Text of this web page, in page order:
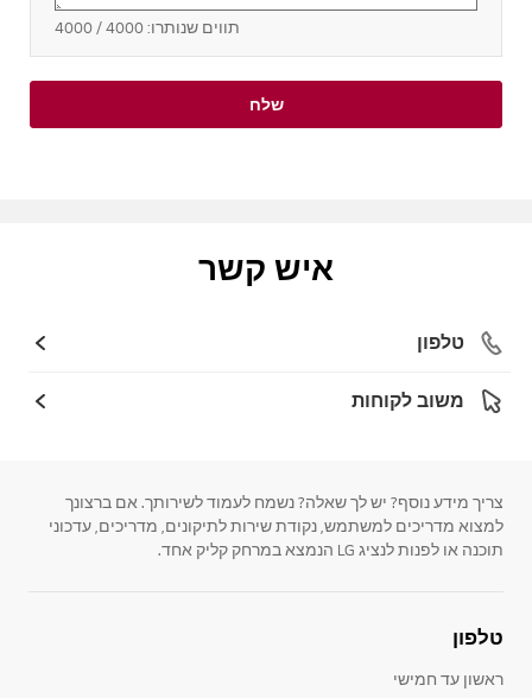
תווים שנותרו:4000
/ 4000
שלח
איש קשר
טלפון
משוב לקוחות
צריך מידע נוסף? יש לך שאלה? נשמח לעמוד לשירותך. אם ברצונך
למצוא מדריכים למשתמש, נקודת שירות לתיקונים, מדריכים, עדכוני
תוכנה או לפנות לנציג LG הנמצא במרחק קליק אחד.
טלפון
ראשון עד חמישי